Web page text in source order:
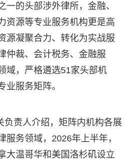
一的头部涉外律所，金融、
资源等专业服务机构更是高
源凝聚合力、转化为实战服
仲裁、会计税务、金融服
域，严格遴选51家头部机
业服务矩阵。
负责人介绍，矩阵内机构各展
服务领域，2026年上半年，
大温哥华和美国洛杉矶设立